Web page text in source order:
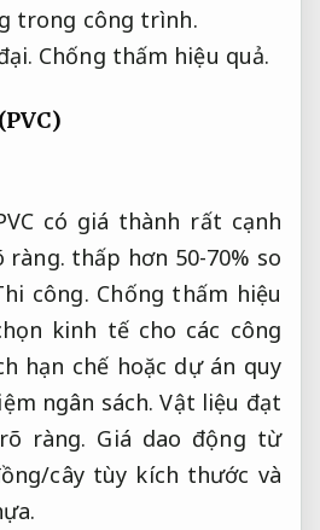
trong công trình.
Chống thấm hiệu quả.
có giá thành rất cạnh
ràng. thấp hơn 50-70% so
công. Chống thấm hiệu
kinh tế cho các công
hạn chế hoặc dự án quy
ngân sách.Vật liệu đạt
ràng. Giá dao động từ
cây tùy kích thước và